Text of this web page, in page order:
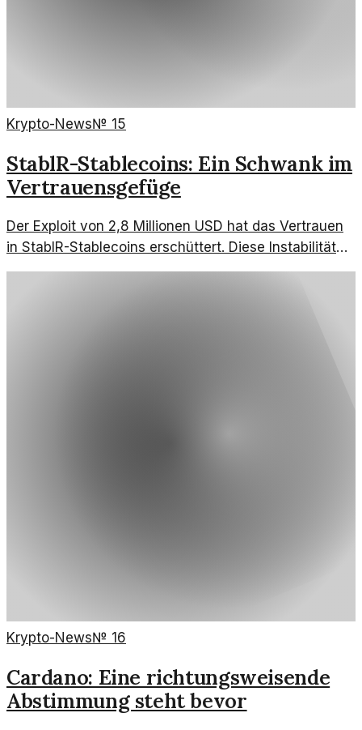
Krypto-News№ 15
StablR-Stablecoins: Ein Schwank im
Vertrauensgefüge
Der Exploit von 2,8 Millionen USD hat das Vertrauen
in StablR-Stablecoins erschüttert. Diese Instabilität
wirft Fragen zur Zukunft der digitalen Währungen auf.
Krypto-News№ 16
Cardano: Eine richtungsweisende
Abstimmung steht bevor